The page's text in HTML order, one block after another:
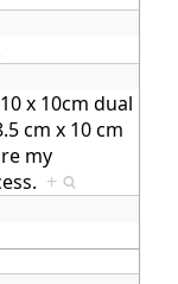
x 10cm dual
cm x 10 cm
my
+